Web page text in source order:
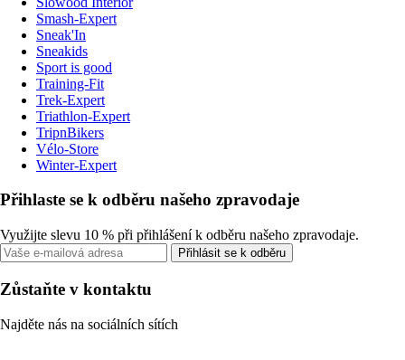
Smash-Expert
Sneak'In
Sneakids
Sport is good
Training-Fit
Trek-Expert
Triathlon-Expert
TripnBikers
Vélo-Store
Winter-Expert
Přihlaste se k odběru našeho zpravodaje
Využijte slevu 10 % při přihlášení k odběru našeho zpravodaje.
Přihlásit se k odběru
Zůstaňte v kontaktu
Najděte nás na sociálních sítích